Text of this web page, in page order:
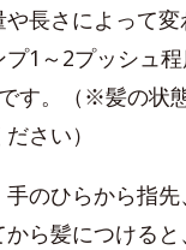
長さによって
プ1～2プッシュ
す。（※髪の状
さい）
のひらから指先
から髪につける